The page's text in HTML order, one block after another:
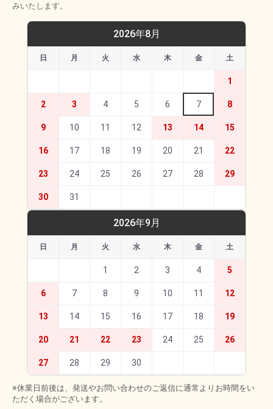
みいたします。
2026年8月
日 月 火 水 木 金 土
1
2 3 4 5 6 7 8
9 10 11 12 13 14 15
16 17 18 19 20 21 22
23 24 25 26 27 28 29
30 31
2026年9月
日 月 火 水 木 金 土
1 2 3 4 5
6 7 8 9 10 11 12
13 14 15 16 17 18 19
20 21 22 23 24 25 26
27 28 29 30
※休業日前後は、発送やお問い合わせのご返信に通常よりお時間をい
ただく場合がございます。